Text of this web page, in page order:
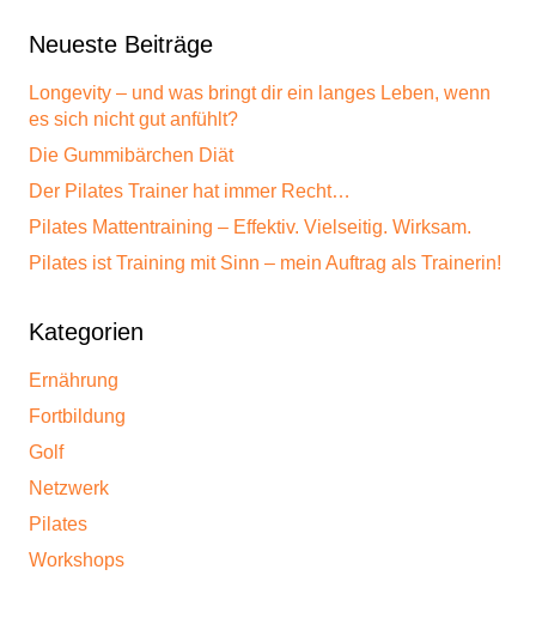
Neueste Beiträge
Longevity – und was bringt dir ein langes Leben, wenn
es sich nicht gut anfühlt?
Die Gummibärchen Diät
Der Pilates Trainer hat immer Recht…
Pilates Mattentraining – Effektiv. Vielseitig. Wirksam.
Pilates ist Training mit Sinn – mein Auftrag als Trainerin!
Kategorien
Ernährung
Fortbildung
Golf
Netzwerk
Pilates
Workshops